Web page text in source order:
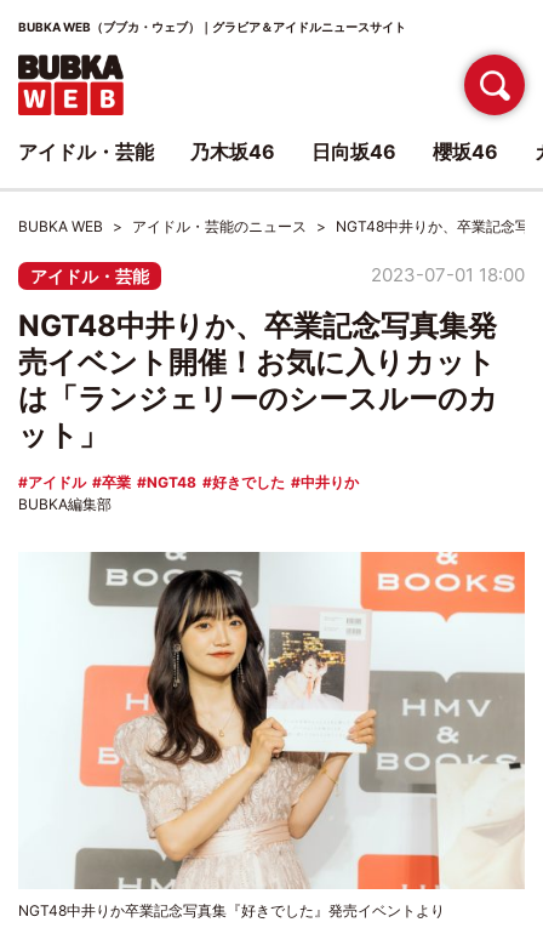
BUBKA WEB（ブブカ・ウェブ）｜グラビア＆アイドルニュースサイト
BUBKA WEB アイドル・芸能のニュース NGT48中井りか、卒業記念写
アイドル・芸能 2023-07-01 18:00
NGT48中井りか、卒業記念写真集発
売イベント開催！お気に入りカット
は「ランジェリーのシースルーのカ
ット」
アイドル 卒業 NGT48 好きでした
中井りか
BUBKA編集部
NGT48中井りか卒業記念写真集『好きでした』発売イベントより
アイドル・芸能 乃木坂46 日向坂46 櫻坂46